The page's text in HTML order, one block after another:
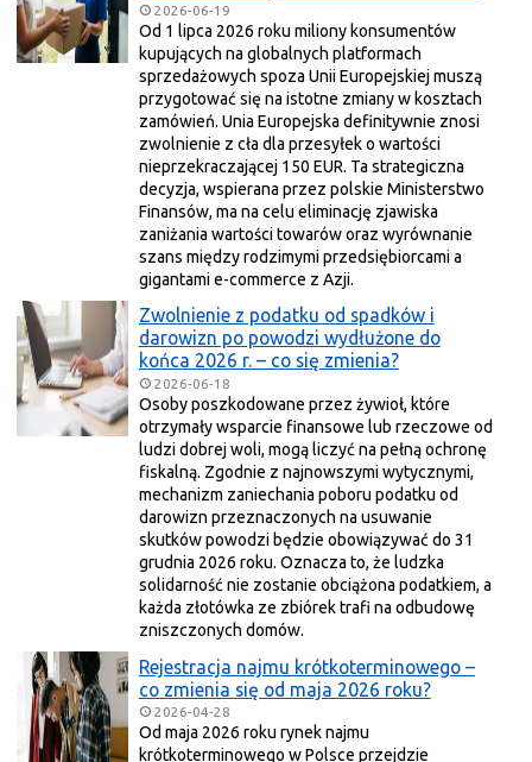
2026-06-19
Od 1 lipca 2026 roku miliony konsumentów
kupujących na globalnych platformach
sprzedażowych spoza Unii Europejskiej muszą
przygotować się na istotne zmiany w kosztach
zamówień. Unia Europejska definitywnie znosi
zwolnienie z cła dla przesyłek o wartości
nieprzekraczającej 150 EUR. Ta strategiczna
decyzja, wspierana przez polskie Ministerstwo
Finansów, ma na celu eliminację zjawiska
zaniżania wartości towarów oraz wyrównanie
szans między rodzimymi przedsiębiorcami a
gigantami e-commerce z Azji.
Zwolnienie z podatku od spadków i
darowizn po powodzi wydłużone do
końca 2026 r. – co się zmienia?
2026-06-18
Osoby poszkodowane przez żywioł, które
otrzymały wsparcie finansowe lub rzeczowe od
ludzi dobrej woli, mogą liczyć na pełną ochronę
fiskalną. Zgodnie z najnowszymi wytycznymi,
mechanizm zaniechania poboru podatku od
darowizn przeznaczonych na usuwanie
skutków powodzi będzie obowiązywać do 31
grudnia 2026 roku. Oznacza to, że ludzka
solidarność nie zostanie obciążona podatkiem, a
każda złotówka ze zbiórek trafi na odbudowę
zniszczonych domów.
Rejestracja najmu krótkoterminowego –
co zmienia się od maja 2026 roku?
2026-04-28
Od maja 2026 roku rynek najmu
krótkoterminowego w Polsce przejdzie